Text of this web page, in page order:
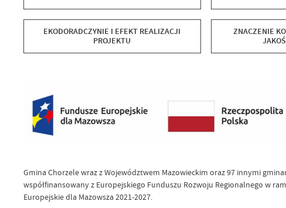
EKODORADCZYNIE I EFEKT REALIZACJI
PROJEKTU
ZNACZENIE
Gmina Chorzele wraz z Województwem Mazowieckim oraz 97 innymi
współfinansowany z Europejskiego Funduszu Rozwoju Regionalnego w
Europejskie dla Mazowsza 2021-2027.